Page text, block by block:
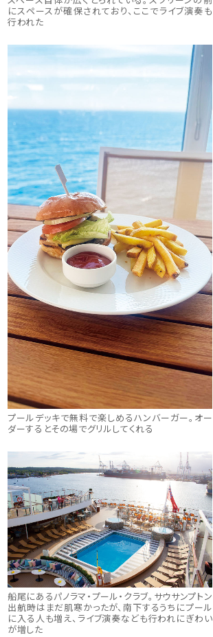
にスペースが確保されており、ここでライブ演奏も
行われた
プールデッキで無料で楽しめるハンバーガー。オー
ダーするとその場でグリルしてくれる
船尾にあるパノラマ・プール・クラブ。サウサンプトン
出航時はまだ肌寒かったが、南下するうちにプール
に入る人も増え、ライブ演奏なども行われにぎわい
が増した